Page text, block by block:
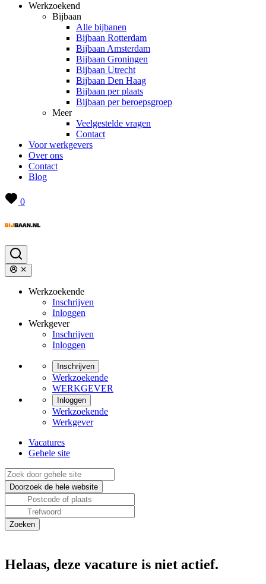
Werkzoekend
Bijbaan
Alle bijbanen
Bijbaan Rotterdam
Bijbaan Amsterdam
Bijbaan Groningen
Bijbaan Utrecht
Bijbaan Den Haag
Bijbaan per plaats
Bijbaan per beroepsgroep
Meer
Veelgestelde vragen
Contact
Voor werkgevers
Over ons
Contact
Blog
0
Werkzoekende
Inschrijven
Inloggen
Werkgever
Inschrijven
Inloggen
Inschrijven
Werkzoekende
WERKGEVER
Inloggen
Werkzoekende
Werkgever
Vacatures
Gehele site
Helaas, deze vacature is niet actief.